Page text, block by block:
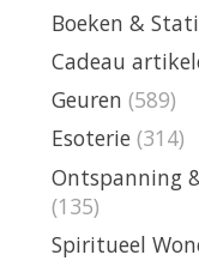
Boeken &
Cadeau
Geuren (589)
Esoterie (314)
Ontspanning
(135)
Spiritueel